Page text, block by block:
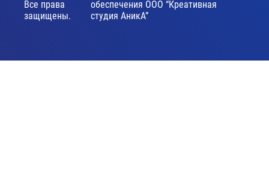
Все права
защищены.
обеспечения ООО “Креативная
студия АникА”